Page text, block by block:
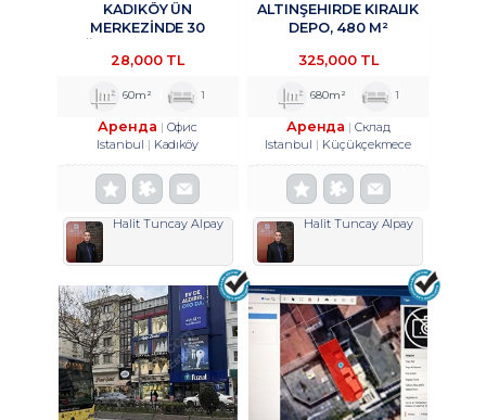
KADIKÖY ÜN
MERKEZİNDE 30
OFİS&BÜRO
KİRALIK TROYKADAN
28,000 TL
60m² 1
Аренда
Офис
Istanbul
Kadıköy
Halit Tuncay Alpay
ALTINŞEHIRDE KIRALIK
DEPO, 480 M²
TROYKADAN
325,000 TL
680m² 1
Аренда
Склад
Istanbul
Küçükçekmece
Halit Tuncay Alpay